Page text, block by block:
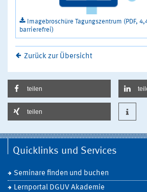
Imagebroschüre Tagungszentrum (PDF,
barrierefrei)
Zurück zur Übersicht
teilen
teilen
Quicklinks und Services
Seminare finden und buchen
Lernportal DGUV Akademie